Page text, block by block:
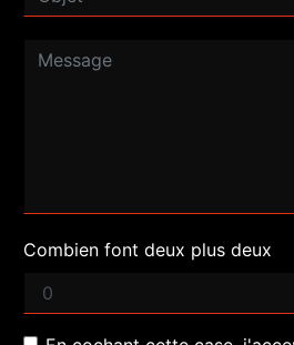
Combien font deux plus deux